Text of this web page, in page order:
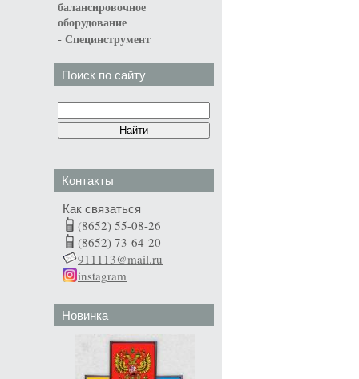
балансировочное
оборудование
- Специнструмент
Поиск по сайту
Контакты
Как связаться
(8652) 55-08-26
(8652) 73-64-20
911113@mail.ru
instagram
Новинка